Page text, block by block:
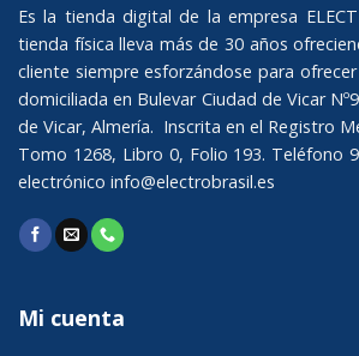
Es la tienda digital de la empresa
tienda física lleva más de 30 años
cliente siempre esforzándose para
domiciliada en Bulevar Ciudad de Vicar
de Vicar, Almería. Inscrita en el Registro
Tomo 1268, Libro 0, Folio 193. Teléfono
electrónico info@electrobrasil.es
Mi cuenta